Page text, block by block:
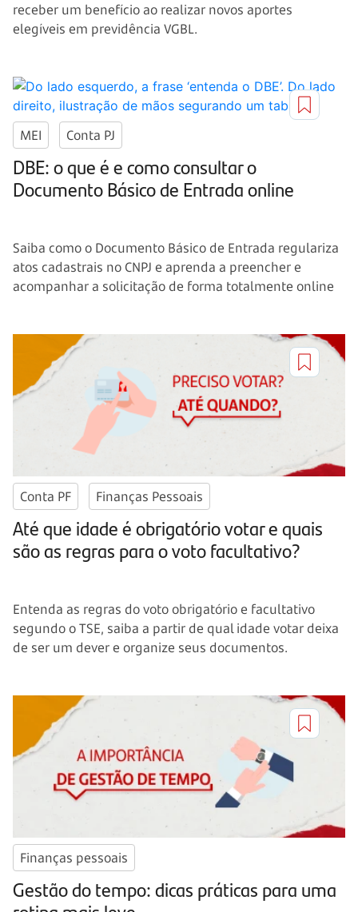
receber um benefício ao realizar novos aportes
elegíveis em previdência VGBL.
MEI Conta PJ
DBE: o que é e como consultar o
Documento Básico de Entrada online
Saiba como o Documento Básico de Entrada regulariza
atos cadastrais no CNPJ e aprenda a preencher e
acompanhar a solicitação de forma totalmente online
Conta PF Finanças Pessoais
Até que idade é obrigatório votar e quais
são as regras para o voto facultativo?
Entenda as regras do voto obrigatório e facultativo
segundo o TSE, saiba a partir de qual idade votar deixa
de ser um dever e organize seus documentos.
Finanças pessoais
Gestão do tempo: dicas práticas para uma